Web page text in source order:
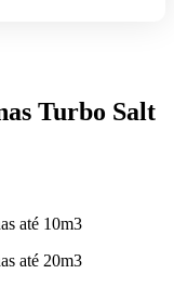
Turbo Salt
até 10m3
até 20m3